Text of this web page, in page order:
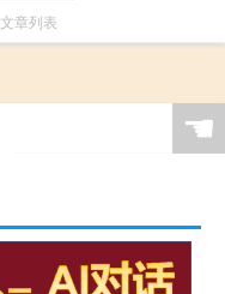
文章列表
☚